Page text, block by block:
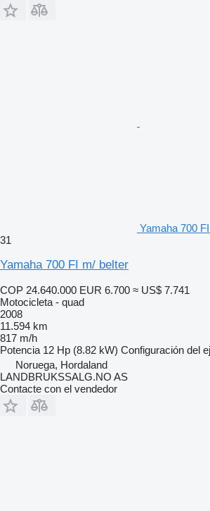
Yamaha 700
31
Yamaha 700 FI m/ belter
COP 24.640.000 EUR 6.700 ≈ US$ 7.741
Motocicleta - quad
2008
11.594 km
817 m/h
Potencia 12 Hp (8.82 kW) Configuración del
Noruega, Hordaland
LANDBRUKSSALG.NO AS
Contacte con el vendedor